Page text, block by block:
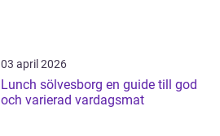
03 april 2026
Lunch sölvesborg en guide till god
och varierad vardagsmat